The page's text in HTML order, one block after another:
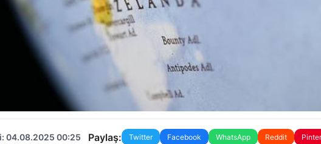
04.08.2025 00:25 Paylaş: Twitter Facebook WhatsApp Reddit